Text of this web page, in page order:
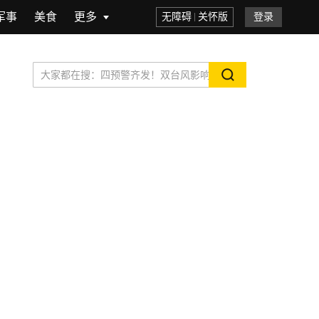
事 美食 更多 无障碍 关怀版 登录